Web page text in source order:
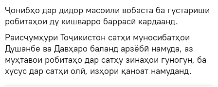
Ҷонибҳо дар дидор масоили вобаста ба густариши
робитаҳои ду кишварро баррасӣ кардаанд.
Раисҷумҳури Тоҷикистон сатҳи муносибатҳои
Душанбе ва Давҳаро баланд арзёбӣ намуда, аз
муҳтавои робитаҳо дар сатҳу зинаҳои гуногун, ба
хусус дар сатҳи олӣ, изҳори қаноат намуданд.